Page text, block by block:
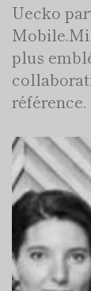
Uecko
plus
référence.